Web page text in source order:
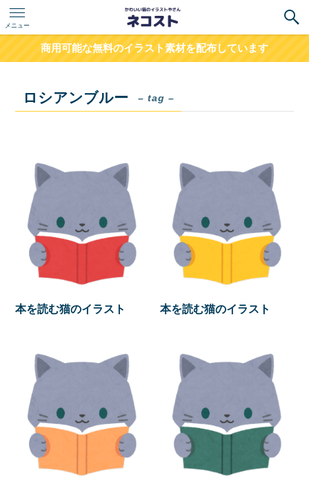
メニュー
商用可能な無料のイラスト素材を配布しています
ロシアンブルー – tag –
本を読む猫のイラスト 本を読む猫のイラスト